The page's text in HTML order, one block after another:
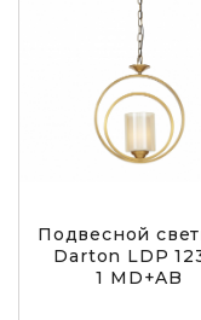
Подвесной
Darton LDP
1 MD+AB